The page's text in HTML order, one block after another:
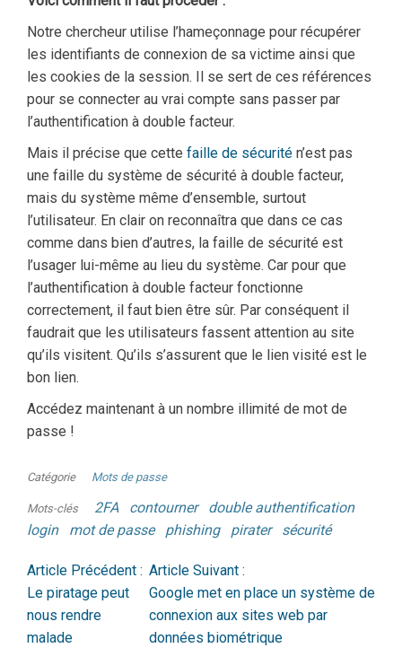
Notre chercheur utilise l’hameçonnage pour récupérer
les identifiants de connexion de sa victime ainsi que
les cookies de la session. Il se sert de ces références
pour se connecter au vrai compte sans passer par
l’authentification à double facteur.
Mais il précise que cette faille de sécurité n’est pas
une faille du système de sécurité à double facteur,
mais du système même d’ensemble, surtout
l’utilisateur. En clair on reconnaîtra que dans ce cas
comme dans bien d’autres, la faille de sécurité est
l’usager lui-même au lieu du système. Car pour que
l’authentification à double facteur fonctionne
correctement, il faut bien être sûr. Par conséquent il
faudrait que les utilisateurs fassent attention au site
qu’ils visitent. Qu’ils s’assurent que le lien visité est le
bon lien.
Accédez maintenant à un nombre illimité de mot de
passe !
Catégorie Mots de passe
Mots-clés 2FA contourner
double authentification
login
mot de passe phishing pirater sécurité
Article Précédent :
Le piratage peut
nous rendre
malade
Article Suivant :
Google met en place un système de
connexion aux sites web par
données biométrique